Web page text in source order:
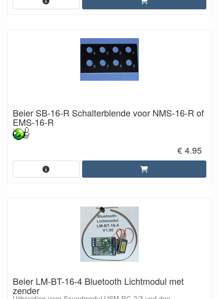
Beier SB-16-R Schalterblende voor NMS-16-R of
EMS-16-R
€ 4.95
Beier LM-BT-16-4 Bluetooth Lichtmodul met
zender